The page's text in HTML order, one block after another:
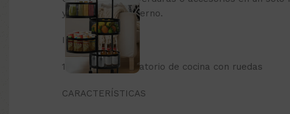
y con diseño moderno.
INCLUYE
1 Organizador Giratorio de cocina con ruedas
CARACTERÍSTICAS